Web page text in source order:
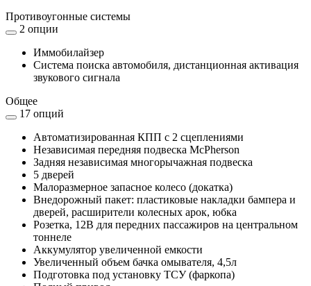
Противоугонные системы
2 опции
Иммобилайзер
Система поиска автомобиля, дистанционная активация
звукового сигнала
Общее
17 опций
Автоматизированная КПП с 2 сцеплениями
Независимая передняя подвеска McPherson
Задняя независимая многорычажная подвеска
5 дверей
Малоразмерное запасное колесо (докатка)
Внедорожный пакет: пластиковые накладки бампера и
дверей, расширители колесных арок, юбка
Розетка, 12В для передних пассажиров на центральном
тоннеле
Аккумулятор увеличенной емкости
Увеличенный объем бачка омывателя, 4,5л
Подготовка под установку ТСУ (фаркопа)